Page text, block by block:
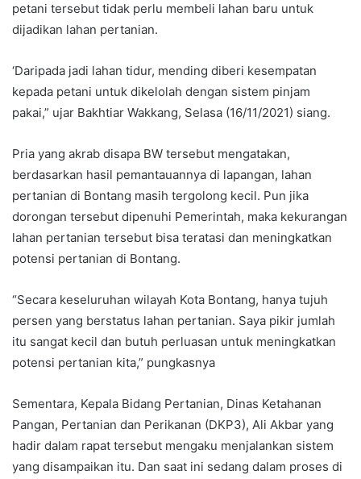
petani tersebut tidak perlu membeli lahan baru untuk
dijadikan lahan pertanian.
‘Daripada jadi lahan tidur, mending diberi kesempatan
kepada petani untuk dikelolah dengan sistem pinjam
pakai,” ujar Bakhtiar Wakkang, Selasa (16/11/2021) siang.
Pria yang akrab disapa BW tersebut mengatakan,
berdasarkan hasil pemantauannya di lapangan, lahan
pertanian di Bontang masih tergolong kecil. Pun jika
dorongan tersebut dipenuhi Pemerintah, maka kekurangan
lahan pertanian tersebut bisa teratasi dan meningkatkan
potensi pertanian di Bontang.
“Secara keseluruhan wilayah Kota Bontang, hanya tujuh
persen yang berstatus lahan pertanian. Saya pikir jumlah
itu sangat kecil dan butuh perluasan untuk meningkatkan
potensi pertanian kita,” pungkasnya
Sementara, Kepala Bidang Pertanian, Dinas Ketahanan
Pangan, Pertanian dan Perikanan (DKP3), Ali Akbar yang
hadir dalam rapat tersebut mengaku menjalankan sistem
yang disampaikan itu. Dan saat ini sedang dalam proses di